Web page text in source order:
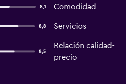
8,1 Comodidad
8,8 Servicios
8,5
Relación calidad-
precio